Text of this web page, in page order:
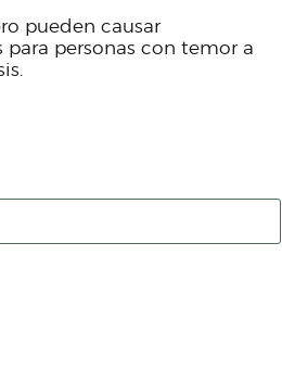
pueden causar
personas con temor a